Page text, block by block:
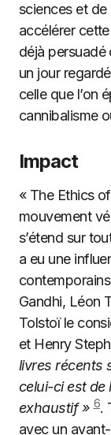
sciences et de
accélérer
déjà persuadé
un jour
celle que l’on
cannibalisme
Impact
« The Ethics
mouvement
s’étend sur
a eu une
Gandhi, Léon
Tolstoï le
et Henry
livres récents
celui-ci est de
exhaustif » 6.
avec un